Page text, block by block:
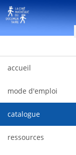
跳转到内容
accueil
mode d'emploi
catalogue
ressources